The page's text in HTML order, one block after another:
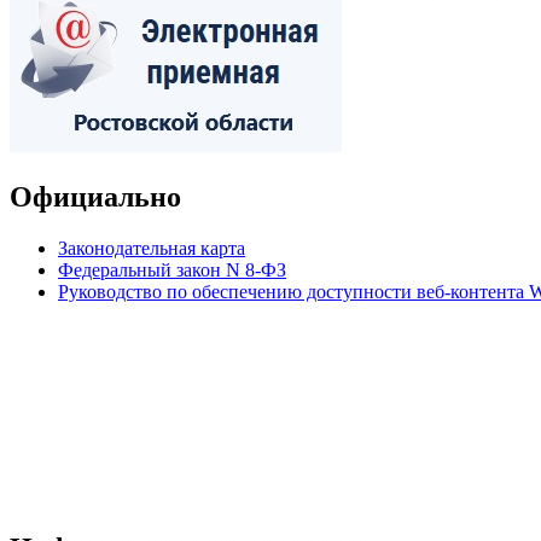
Официально
Законодательная карта
Федеральный закон N 8-ФЗ
Руководство по обеспечению доступности веб-контента